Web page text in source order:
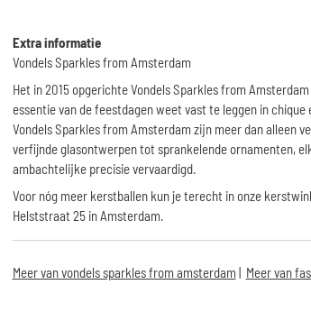
Extra informatie
Vondels Sparkles from Amsterdam
Het in 2015 opgerichteVondels Sparkles from Amsterdam
essentie van de feestdagen weet vast te leggen in
Vondels Sparkles from Amsterdam zijn meer dan alleen
verfijnde glasontwerpen tot sprankelende ornamenten,
ambachtelijke precisie vervaardigd.
Voor nóg meer kerstballen kun je terecht in onze
Helststraat 25 in Amsterdam.
Meer van vondels sparkles from amsterdam | Meer van